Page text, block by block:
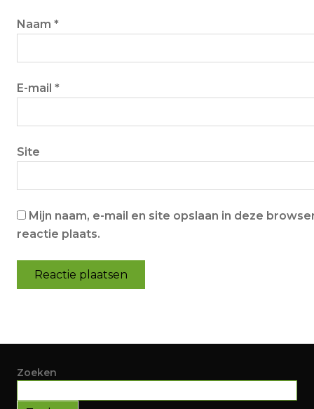
Naam *
E-mail *
Site
Mijn naam, e-mail en site opslaan in deze
reactie plaats.
Zoeken